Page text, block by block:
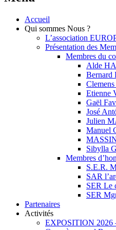
Accueil
Qui sommes Nous ?
L’association
Présentation des
Membres du
Alde
Bernard
Etienne
Gaël
José
Julien
Manuel
Sibylla
Membres
S.E.R.
SAR
SER Le
SER
Partenaires
Activités
EXPOSITION